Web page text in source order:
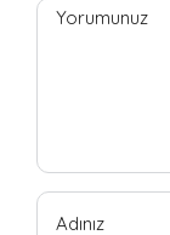
Yorumunuz
Adınız